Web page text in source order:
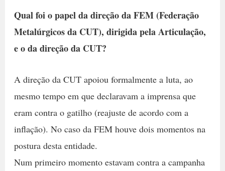
Qual foi o papel da direção da FEM (Federação
Metalúrgicos da CUT), dirigida pela Articulação,
e o da direção da CUT?
A direção da CUT apoiou formalmente a luta, ao
mesmo tempo em que declaravam a imprensa que
eram contra o gatilho (reajuste de acordo com a
inflação). No caso da FEM houve dois momentos na
postura desta entidade.
Num primeiro momento estavam contra a campanha